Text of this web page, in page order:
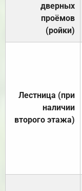
дверных
проёмов
(ройки)
Лестница (при
наличии
второго этажа)